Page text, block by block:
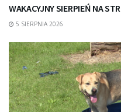
WAKACYJNY SIERPIEŃ NA
5 SIERPNIA 2026